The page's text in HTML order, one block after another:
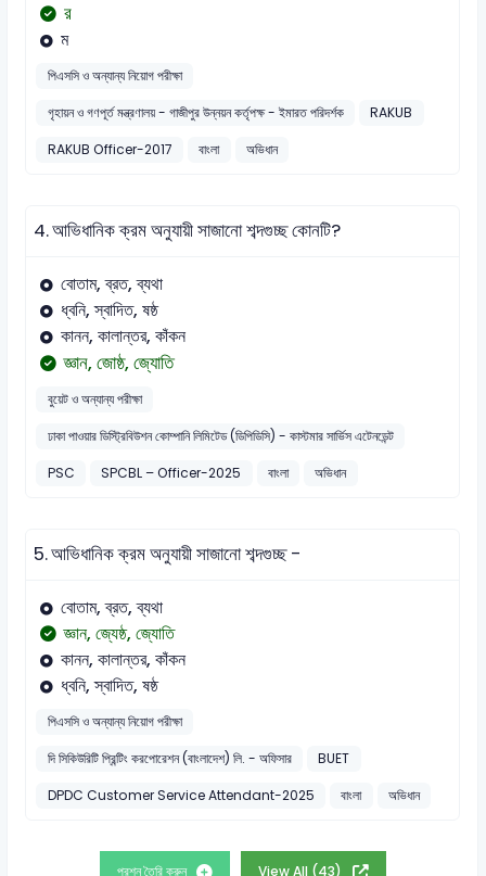
র
ম
পিএসসি ও অন্যান্য নিয়োগ পরীক্ষা
গৃহায়ন ও গণপূর্ত মন্ত্রণালয় - গাজীপুর উন্নয়ন কর্তৃপক্ষ - ইমারত পরিদর্শক
RAKUB
RAKUB Officer-2017
বাংলা অভিধান
4.আভিধানিক ক্রম অনুযায়ী সাজানো শব্দগুচ্ছ কোনটি?
বোতাম, ব্রত, ব্যথা
ধ্বনি, স্বাদিত, ষষ্ঠ
কানন, কালান্তর, কাঁকন
জ্ঞান, জোষ্ঠ, জ্যোতি
বুয়েট ও অন্যান্য পরীক্ষা
ঢাকা পাওয়ার ডিস্ট্রিবিউশন কোম্পানি লিমিটেড (ডিপিডিসি) - কাস্টমার সার্ভিস এটেনডেন্ট
PSC
SPCBL – Officer-2025 বাংলা অভিধান
5.আভিধানিক ক্রম অনুযায়ী সাজানো শব্দগুচ্ছ -
বোতাম, ব্রত, ব্যথা
জ্ঞান, জ্যেষ্ঠ, জ্যোতি
কানন, কালান্তর, কাঁকন
ধ্বনি, স্বাদিত, ষষ্ঠ
পিএসসি ও অন্যান্য নিয়োগ পরীক্ষা
দি সিকিউরিটি প্রিন্টিং করপোরেশন (বাংলাদেশ) লি. - অফিসার
BUET
DPDC Customer Service Attendant-2025
বাংলা অভিধান
প্রশ্ন তৈরি করুন View All (43)